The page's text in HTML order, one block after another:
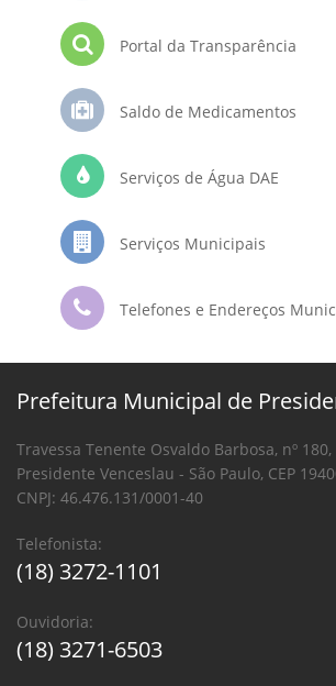
Portal da Transparência
Saldo de Medicamentos
Serviços de Água DAE
Serviços Municipais
Telefones e Endereços
Prefeitura Municipal de
Travessa Tenente Osvaldo Barbosa, nº
Presidente Venceslau - São Paulo, CEP
CNPJ: 46.476.131/0001-40
Telefonista:
(18) 3272-1101
Ouvidoria:
(18) 3271-6503